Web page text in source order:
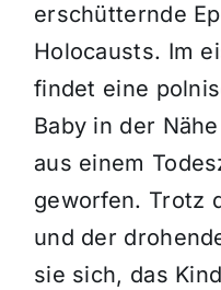
erschütternde
Holocausts. Im
findet eine
Baby in der
aus einem
geworfen. Trotz
und der
sie sich, das